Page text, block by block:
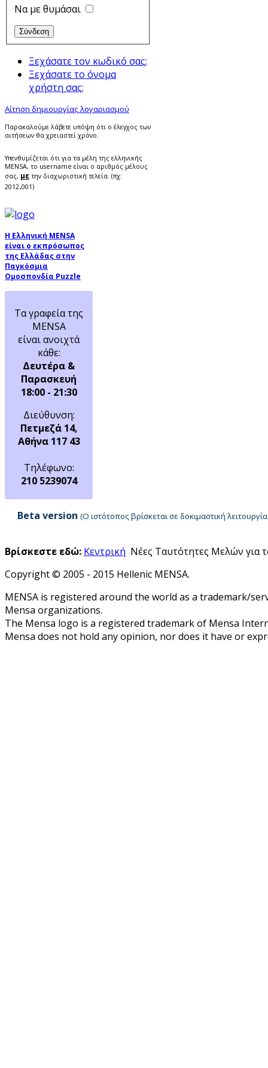
Να με θυμάσαι
Ξεχάσατε τον κωδικό σας;
Ξεχάσατε το όνομα
χρήστη σας;
Αίτηση δημιουργίας λογαριασμού
Παρακαλούμε λάβετε υπόψη ότι ο έλεγχος των
αιτήσεων θα χρειαστεί χρόνο.
Υπενθυμίζεται ότι για τα μέλη της ελληνικής
MENSA, το username είναι ο αριθμός μέλους
σας, με την διαχωριστική τελεία. (πχ:
2012.001)
Η Ελληνική MENSA
είναι ο εκπρόσωπος
της Ελλάδας στην
Παγκόσμια
Ομοσπονδία Puzzle
Τα γραφεία της
MENSA
είναι ανοιχτά
κάθε:
Δευτέρα &
Παρασκευή
18:00 - 21:30
Διεύθυνση:
Πετμεζά 14,
Αθήνα 117 43
Τηλέφωνο:
210 5239074
Beta version (Ο ιστότοπος βρίσκεται σε δοκιμαστική
Βρίσκεστε εδώ: Κεντρική Νέες Ταυτότητες Μελών για
Copyright © 2005 - 2015 Hellenic MENSA.
MENSA is registered around the world as a trademark/
Mensa organizations.
The Mensa logo is a registered trademark of Mensa
Mensa does not hold any opinion, nor does it have or